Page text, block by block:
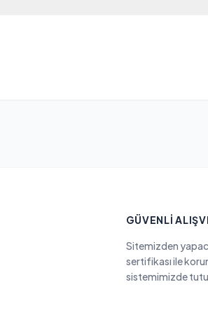
GÜVENLI
Sitemizden
sertifikası ile
sistemimizde